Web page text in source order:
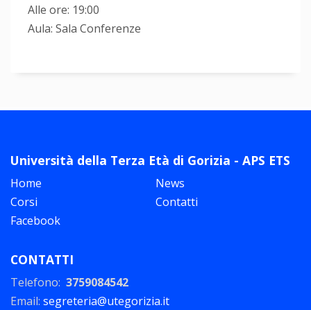
Alle ore: 19:00
Aula: Sala Conferenze
Università della Terza Età di Gorizia - APS ETS
Home
News
Corsi
Contatti
Facebook
CONTATTI
Telefono: 3759084542
Email: segreteria@utegorizia.it